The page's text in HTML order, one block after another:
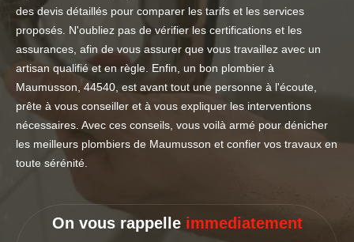
des devis détaillés pour comparer les tarifs et les services
proposés. N'oubliez pas de vérifier les certifications et les
assurances, afin de vous assurer que vous travaillez avec un
artisan qualifié et en règle. Enfin, un bon plombier à
Maumusson, 44540, est avant tout une personne à l'écoute,
prête à vous conseiller et à vous expliquer les interventions
nécessaires. Avec ces conseils, vous voilà armé pour dénicher
les meilleurs plombiers de Maumusson et confier vos travaux en
toute sérénité.
On vous rappelle immediatement